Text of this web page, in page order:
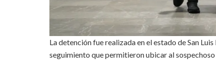
La detención fue realizada en el estado de San
seguimiento que permitieron ubicar al